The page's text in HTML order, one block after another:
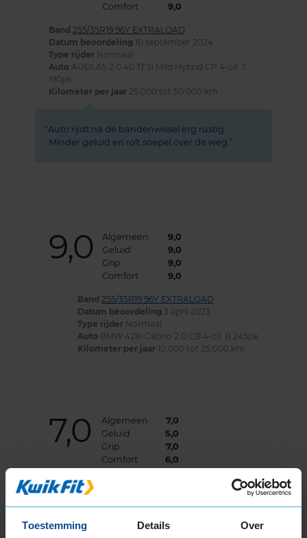
Toestemming Details Over
Comfort
9,0
Band 255/35R19 96Y EXTRALOAD
Datum beoordeling 10 september 2024
Type rijder Normaal
Auto AUDI A5 2.0 40 TFSi Mild Hybrid CP 4-cil. J
190pk
Kilometer per jaar 25.000 tot 50.000 km
Auto rijdt na de bandenwissel erg rustig.
Minder geluid en rolt soepel over de weg.
9,0 Algemeen
9,0
Geluid
9,0
Grip
9,0
Comfort
9,0
Band 255/35R19 96Y EXTRALOAD
Datum beoordeling 3 april 2023
Type rijder Normaal
Auto BMW 428i Cabrio 2.0 CB 4-cil. B 245pk
Kilometer per jaar 10.000 tot 25.000 km
7,0 Algemeen
7,0
Geluid
5,0
Grip
7,0
Comfort
6,0
Band 255/35R19 96Y EXTRALOAD
Datum beoordeling
Type rijderSportief
AUDI A5 Sportback 2.0 40 TFSi Mild Hybrid
HB 4-cil. J 190pk